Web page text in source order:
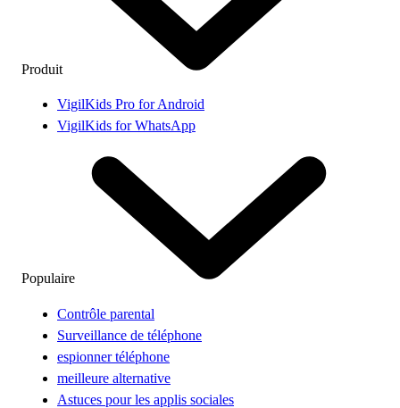
Produit
VigilKids Pro for Android
VigilKids for WhatsApp
Populaire
Contrôle parental
Surveillance de téléphone
espionner téléphone
meilleure alternative
Astuces pour les applis sociales